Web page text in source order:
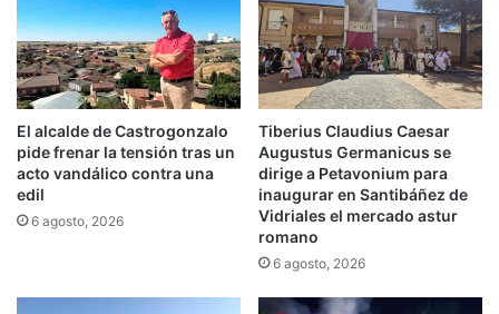
El alcalde de Castrogonzalo
pide frenar la tensión tras un
acto vandálico contra una
edil
6 agosto, 2026
Tiberius Claudius Caesar
Augustus Germanicus se
dirige a Petavonium para
inaugurar en Santibáñez de
Vidriales el mercado astur
romano
6 agosto, 2026